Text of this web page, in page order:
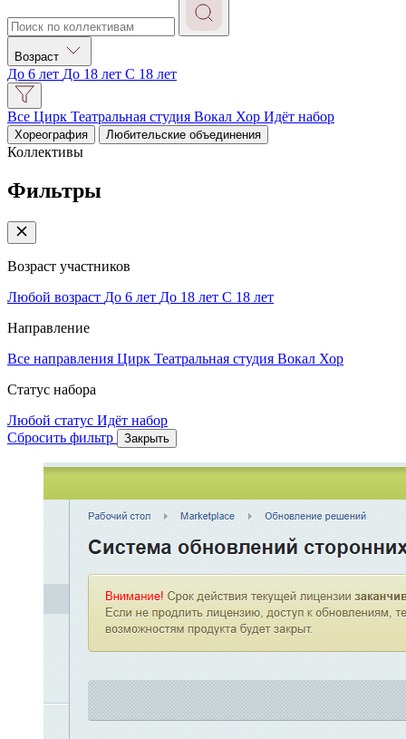
Возраст
До 6 лет До 18 лет С 18 лет
Все Цирк Театральная студия Вокал Хор Идёт набор
Хореография Любительские объединения
Коллективы
Фильтры
Закрыть фильтры
Возраст участников
Любой возраст До 6 лет До 18 лет С 18 лет
Направление
Все направления Цирк Театральная студия Вокал Хор
Статус набора
Любой статус Идёт набор
Сбросить фильтр
Закрыть